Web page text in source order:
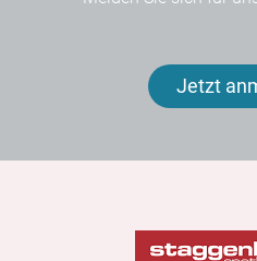
Jetzt